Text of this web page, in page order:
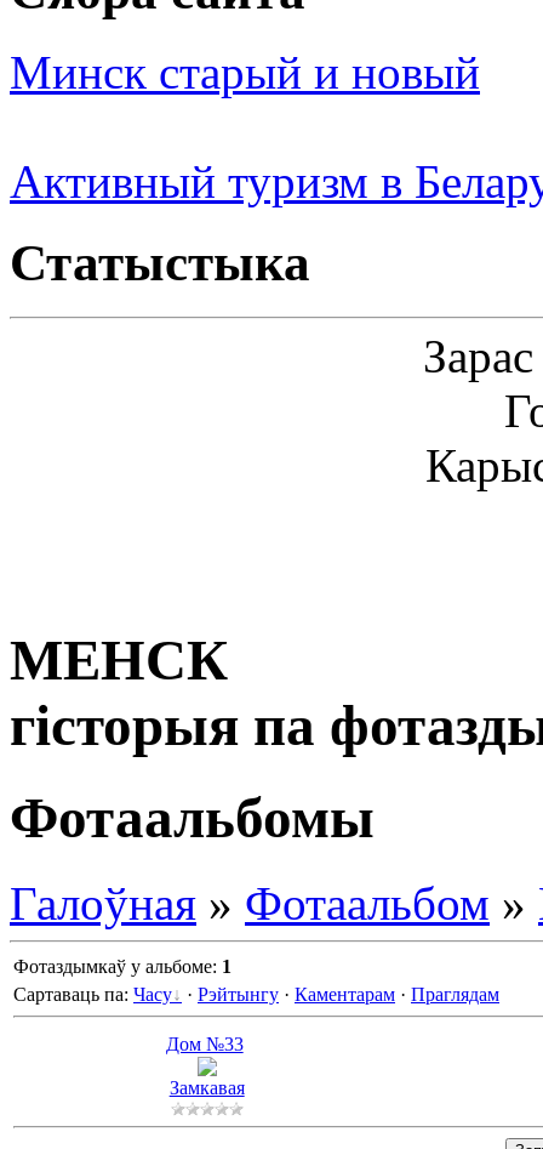
Минск старый и новый
Активный туризм в
Статыстыка
МЕНСК
гісторыя па
Фотаальбомы
Галоўная » Фотаальбом »
Фотаздымкаў у альбоме: 1
Сартаваць па: Часу · Рэйтынгу · Каментарам · Праглядам
Дом №33
Замкавая